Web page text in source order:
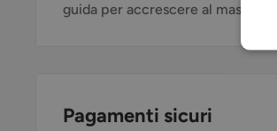
guida per accrescere al massimo
Pagamenti sicuri